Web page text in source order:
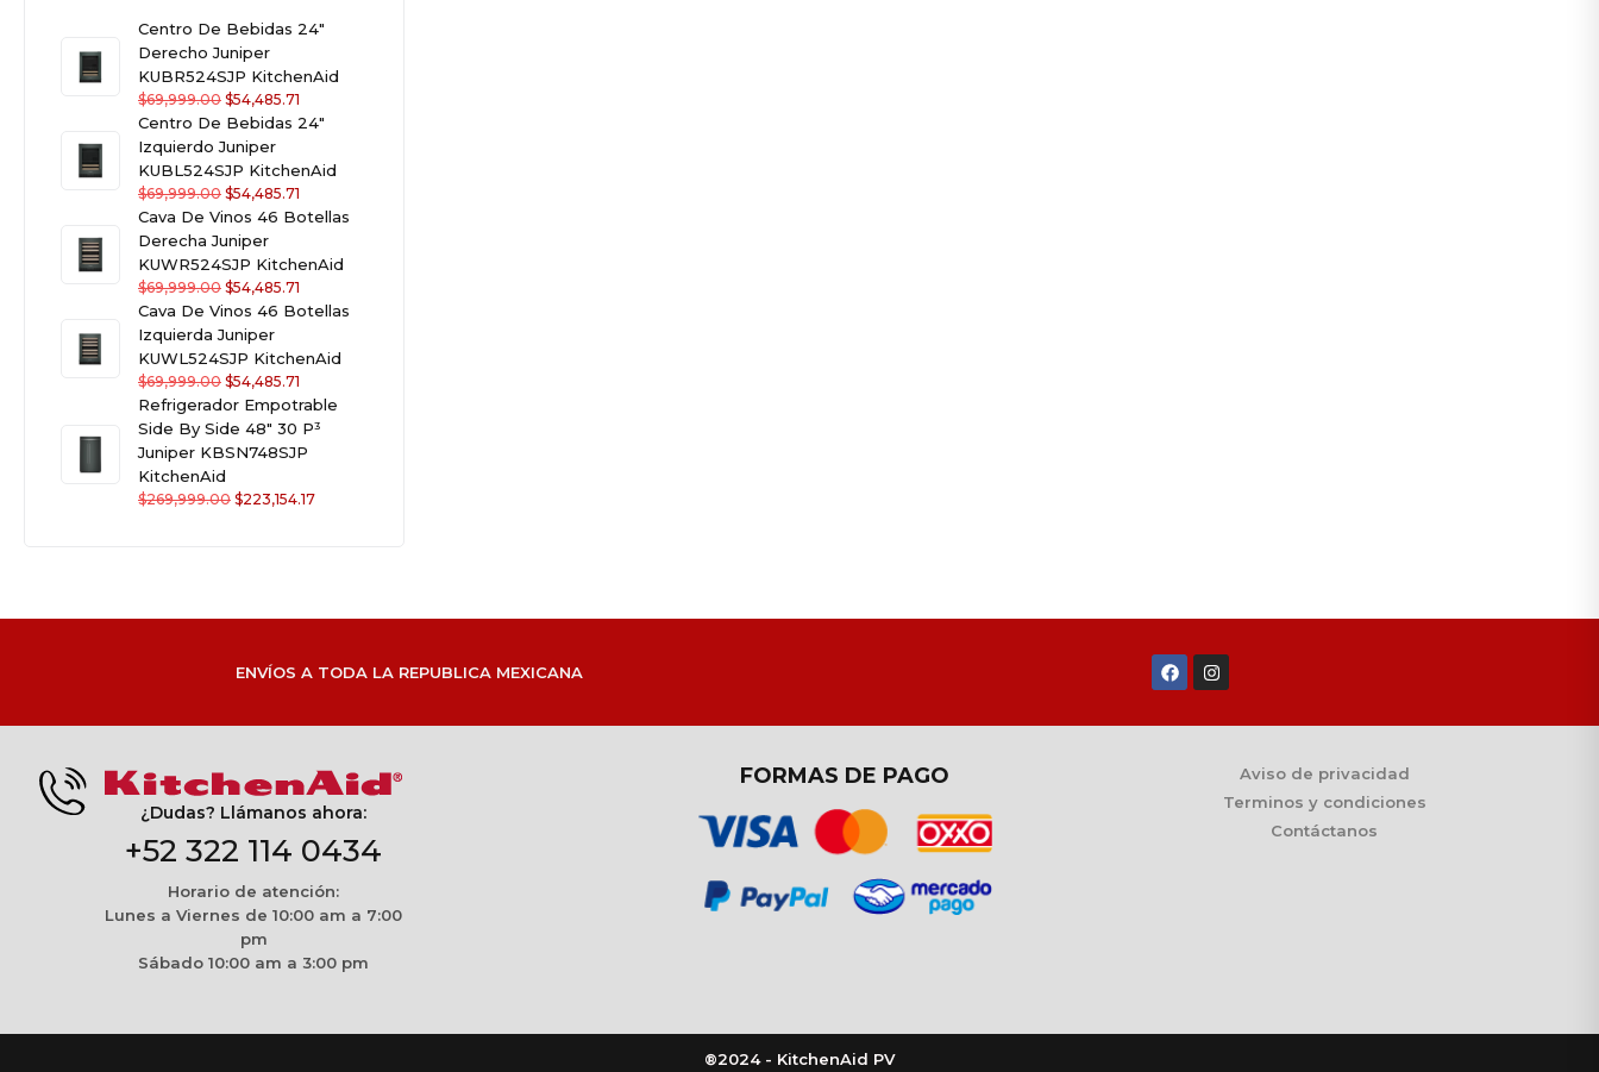
Centro De Bebidas 24"
Derecho Juniper
KUBR524SJP KitchenAid
$69,999.00 $54,485.71
Centro De Bebidas 24"
Izquierdo Juniper
KUBL524SJP KitchenAid
$69,999.00 $54,485.71
Cava De Vinos 46 Botellas
Derecha Juniper
KUWR524SJP KitchenAid
$69,999.00 $54,485.71
Cava De Vinos 46 Botellas
Izquierda Juniper
KUWL524SJP KitchenAid
$69,999.00 $54,485.71
Refrigerador Empotrable
Side By Side 48" 30 P³
Juniper KBSN748SJP
KitchenAid
$269,999.00 $223,154.17
ENVÍOS A TODA LA REPUBLICA MEXICANA
¿Dudas? Llámanos ahora:
+52 322 114 0434
Horario de atención:
Lunes a Viernes de 10:00 am a 7:00
pm
Sábado 10:00 am a 3:00 pm
FORMAS DE PAGO
Aviso de privacidad
Terminos y condiciones
Contáctanos
®2024 - KitchenAid PV